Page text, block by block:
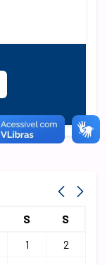
S
S
1
2